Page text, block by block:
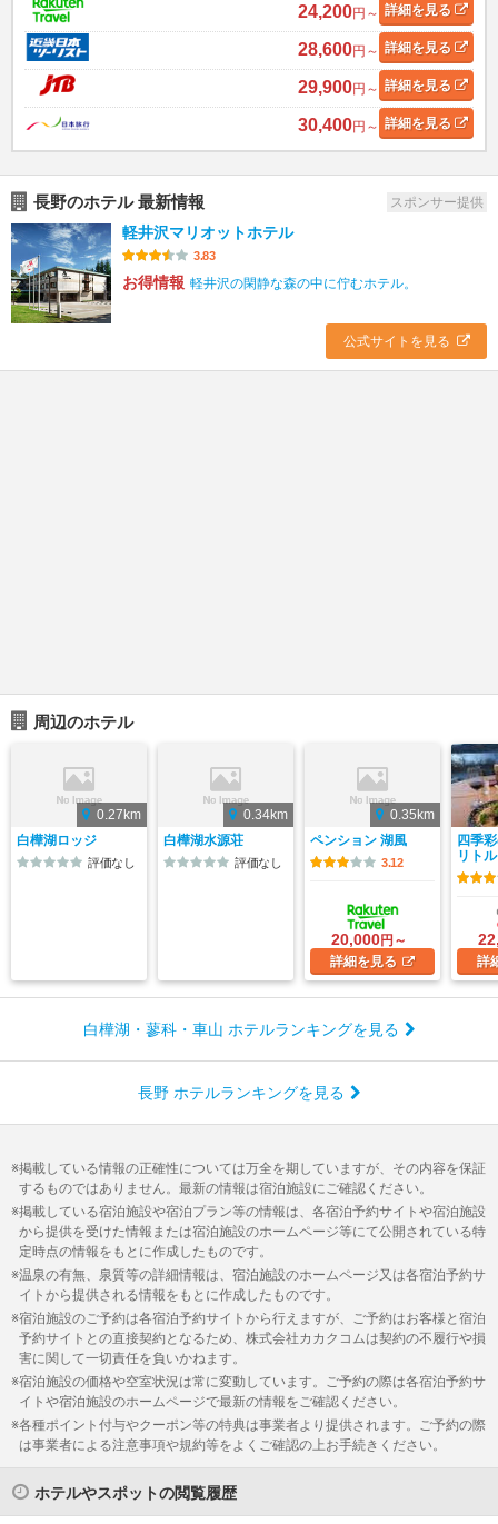
24,200円～ 詳細を見る
28,600円～ 詳細を見る
29,900円～ 詳細を見る
30,400円～ 詳細を見る
長野のホテル 最新情報 スポンサー提供
軽井沢マリオットホテル
3.83
お得情報 軽井沢の閑静な森の中に佇むホテル。
公式サイトを見る
周辺のホテル
0.27km
白樺湖ロッジ
評価なし
0.34km
白樺湖水源荘
評価なし
0.35km
ペンション 湖風
3.12
20,000円～
詳細を見る
四季
リト
詳
白樺湖・蓼科・車山 ホテルランキングを見る
長野 ホテルランキングを見る
掲載している情報の正確性については万全を期していますが、その内容を保証
するものではありません。最新の情報は宿泊施設にご確認ください。
掲載している宿泊施設や宿泊プラン等の情報は、各宿泊予約サイトや宿泊施設
から提供を受けた情報または宿泊施設のホームページ等にて公開されている特
定時点の情報をもとに作成したものです。
温泉の有無、泉質等の詳細情報は、宿泊施設のホームページ又は各宿泊予約サ
イトから提供される情報をもとに作成したものです。
宿泊施設のご予約は各宿泊予約サイトから行えますが、ご予約はお客様と宿泊
予約サイトとの直接契約となるため、株式会社カカクコムは契約の不履行や損
害に関して一切責任を負いかねます。
宿泊施設の価格や空室状況は常に変動しています。ご予約の際は各宿泊予約サ
イトや宿泊施設のホームページで最新の情報をご確認ください。
各種ポイント付与やクーポン等の特典は事業者より提供されます。ご予約の際
は事業者による注意事項や規約等をよくご確認の上お手続きください。
ホテルやスポットの閲覧履歴